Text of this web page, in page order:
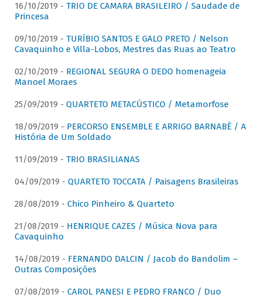
16/10/2019 - TRIO DE CAMARA BRASILEIRO / Saudade de
Princesa
09/10/2019 - TURÍBIO SANTOS E GALO PRETO / Nelson
Cavaquinho e Villa-Lobos, Mestres das Ruas ao Teatro
02/10/2019 - REGIONAL SEGURA O DEDO homenageia
Manoel Moraes
25/09/2019 - QUARTETO METACÚSTICO / Metamorfose
18/09/2019 - PERCORSO ENSEMBLE E ARRIGO BARNABÈ / A
História de Um Soldado
11/09/2019 - TRIO BRASILIANAS
04/09/2019 - QUARTETO TOCCATA / Paisagens Brasileiras
28/08/2019 - Chico Pinheiro & Quarteto
21/08/2019 - HENRIQUE CAZES / Música Nova para
Cavaquinho
14/08/2019 - FERNANDO DALCIN / Jacob do Bandolim –
Outras Composições
07/08/2019 - CAROL PANESI E PEDRO FRANCO / Duo